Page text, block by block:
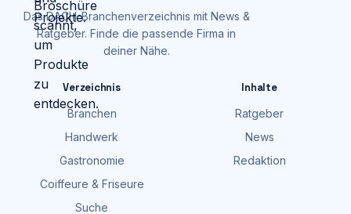
Das DACH-Branchenverzeichnis mit News &
Ratgeber. Finde die passende Firma in
deiner Nähe.
Verzeichnis
Branchen
Handwerk
Gastronomie
Coiffeure & Friseure
Suche
Inhalte
Ratgeber
News
Redaktion